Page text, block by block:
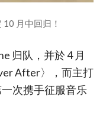
月中回归！
归队，并於 4 月
After〉，而主打
次携手征服音乐